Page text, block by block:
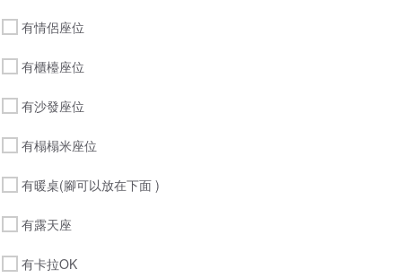
有情侶座位
有櫃檯座位
有沙發座位
有榻榻米座位
有暖桌(腳可以放在下面 )
有露天座
有卡拉OK